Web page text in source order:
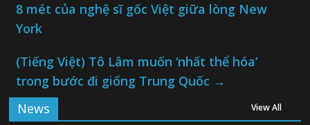
8 mét của nghệ sĩ gốc Việt giữa lòng New
York
(Tiếng Việt) Tô Lâm muốn ‘nhất thể hóa’
trong bước đi giống Trung Quốc →
News
View All